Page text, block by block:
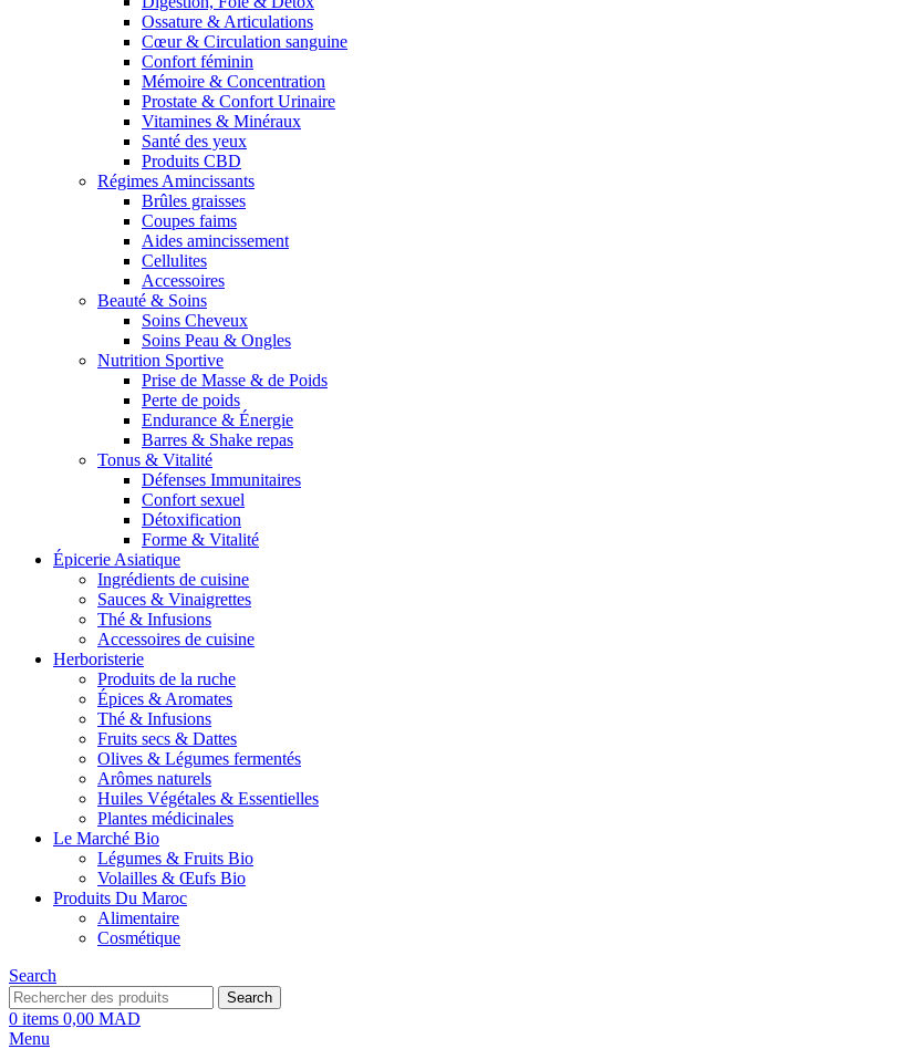
Ossature & Articulations
Cœur & Circulation sanguine
Confort féminin
Mémoire & Concentration
Prostate & Confort Urinaire
Vitamines & Minéraux
Santé des yeux
Produits CBD
Régimes Amincissants
Brûles graisses
Coupes faims
Aides amincissement
Cellulites
Accessoires
Beauté & Soins
Soins Cheveux
Soins Peau & Ongles
Nutrition Sportive
Prise de Masse & de Poids
Perte de poids
Endurance & Énergie
Barres & Shake repas
Tonus & Vitalité
Défenses Immunitaires
Confort sexuel
Détoxification
Forme & Vitalité
Épicerie Asiatique
Ingrédients de cuisine
Sauces & Vinaigrettes
Thé & Infusions
Accessoires de cuisine
Herboristerie
Produits de la ruche
Épices & Aromates
Thé & Infusions
Fruits secs & Dattes
Olives & Légumes fermentés
Arômes naturels
Huiles Végétales & Essentielles
Plantes médicinales
Le Marché Bio
Légumes & Fruits Bio
Volailles & Œufs Bio
Produits Du Maroc
Alimentaire
Cosmétique
Search
Search
0 items 0,00 MAD
Menu